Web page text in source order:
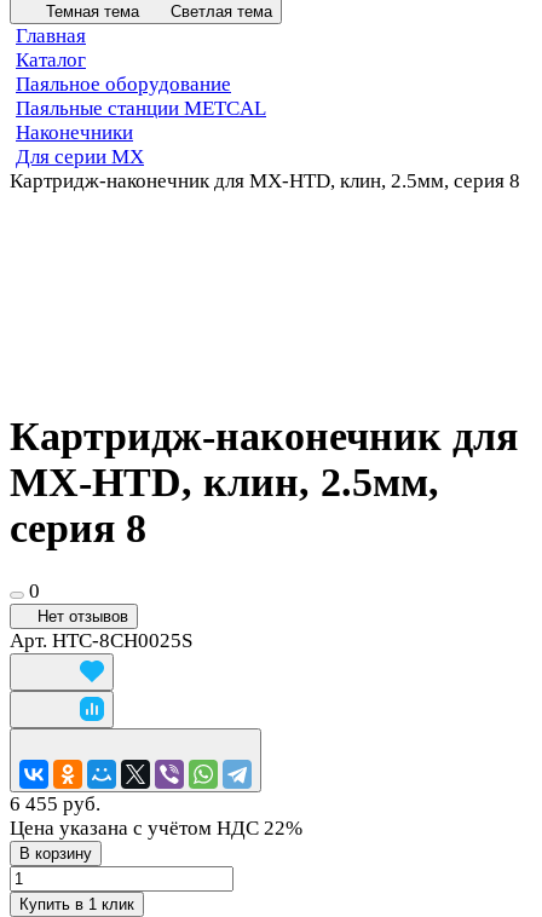
Темная тема Светлая тема
Главная
Каталог
Паяльное оборудование
Паяльные станции METCAL
Наконечники
Для серии MX
Картридж-наконечник для MX-HTD, клин, 2.5мм, серия 8
Картридж-наконечник для
MX-HTD, клин, 2.5мм,
серия 8
0
Нет отзывов
Арт. HTC-8CH0025S
6 455 руб.
Цена указана с учётом НДС 22%
В корзину
Купить в 1 клик